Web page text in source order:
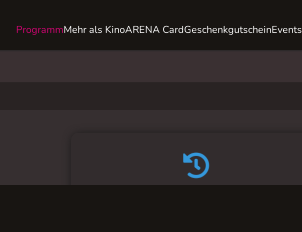
ProgrammMehr als KinoARENA CardGeschenkgutscheinEvents